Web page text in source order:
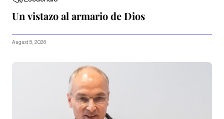
Un vistazo al armario de Dios
August 5, 2026